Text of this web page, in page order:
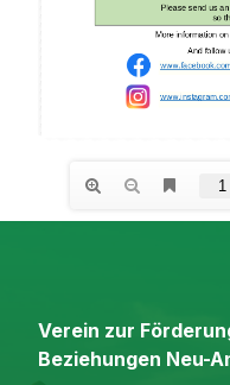
Verein zur
Beziehungen Neu-